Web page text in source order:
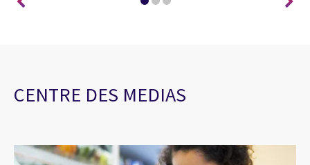
CENTRE DES MEDIAS